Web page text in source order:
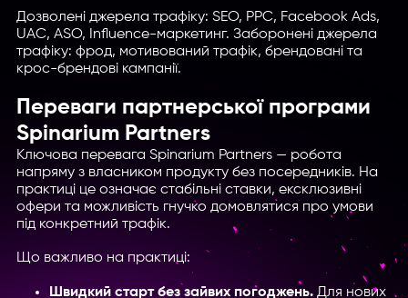
Дозволені джерела трафіку: SEO, PPC, Facebook Ads,
UAC, ASO, Influence-маркетинг. Заборонені джерела
трафіку: фрод, мотивований трафік, брендовані та
крос-брендові кампанії.
Переваги партнерської програми
Spinarium Partners
Ключова перевага Spinarium Partners — робота
напряму з власником продукту без посередників. На
практиці це означає стабільні ставки, ексклюзивні
офери та можливість гнучко домовлятися про умови
під конкретний трафік.
Що важливо на практиці:
Швидкий старт без зайвих погоджень.Для нових